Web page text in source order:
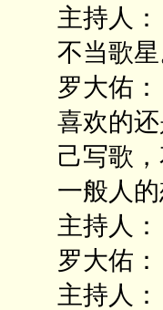
主持人
不当歌星
罗大佑
喜欢的
己写歌
一般人的
主持人
罗大佑：
主持人